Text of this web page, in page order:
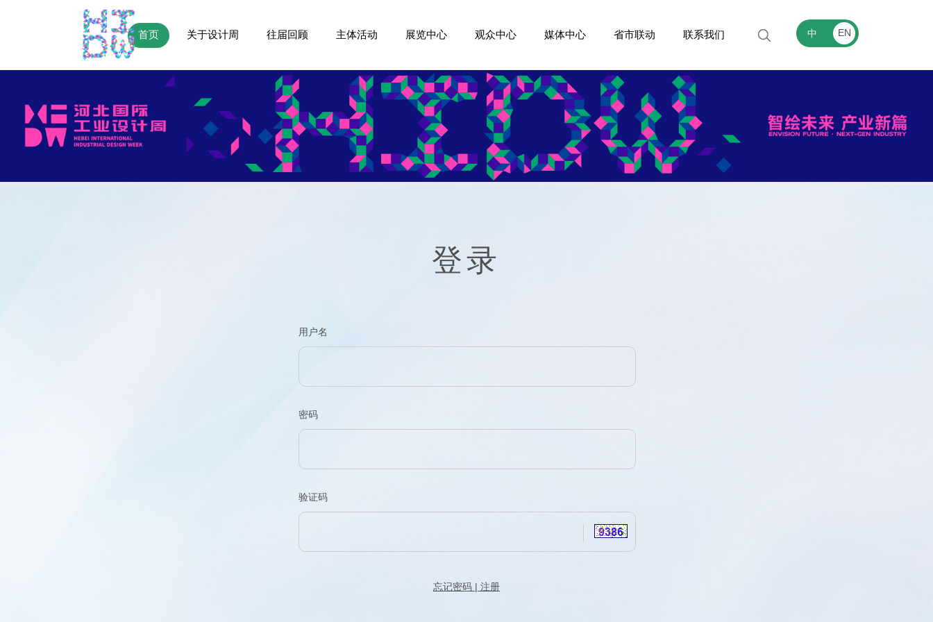
首页 关于设计周 往届回顾 主体活动 展览中心 观众中心 媒体中心 省市联动 联系我们 中 EN
登录
用户名
密码
验证码
忘记密码 | 注册